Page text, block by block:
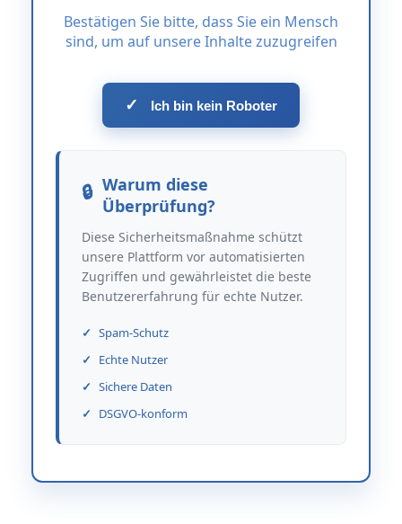
Bestätigen Sie bitte, dass Sie ein Mensch
sind, um auf unsere Inhalte zuzugreifen
✓ Ich bin kein Roboter
Warum diese
Überprüfung?
Diese Sicherheitsmaßnahme schützt
unsere Plattform vor automatisierten
Zugriffen und gewährleistet die beste
Benutzererfahrung für echte Nutzer.
Spam-Schutz
Echte Nutzer
Sichere Daten
DSGVO-konform